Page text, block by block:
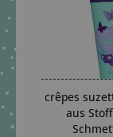
crêpes
aus